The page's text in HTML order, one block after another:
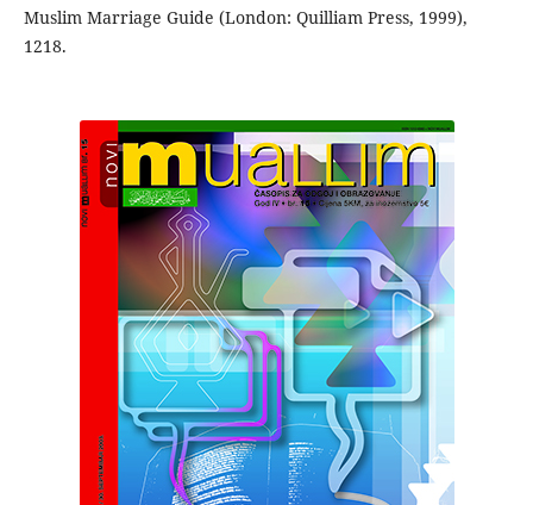
Muslim Marriage Guide (London: Quilliam Press, 1999),
1218.